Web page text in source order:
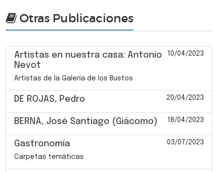
Otras Publicaciones
Artistas en nuestra casa: Antonio
Nevot
10/04/2023
Artistas de la Galería de los Bustos
DE ROJAS, Pedro 20/04/2023
BERNA, José Santiago (Giácomo) 18/04/2023
Gastronomía 03/07/2023
Carpetas temáticas